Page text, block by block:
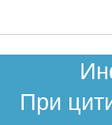
При